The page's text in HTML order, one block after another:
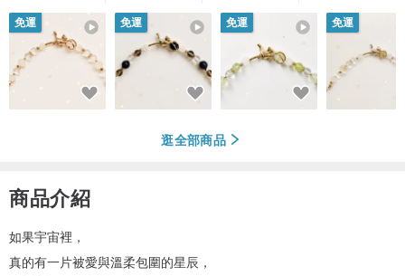
免運 免運 免運 免運
逛全部商品
商品介紹
如果宇宙裡，
真的有一片被愛與溫柔包圍的星辰，